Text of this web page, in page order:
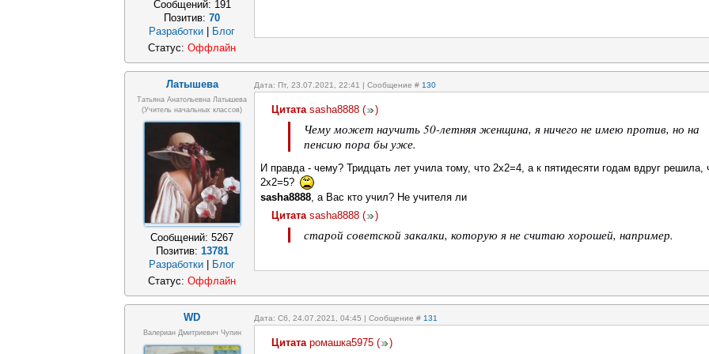
Сообщений: 191
Позитив: 70
Разработки
Блог
Статус: Оффлайн
Латышева Дата: Пт, 23.07.2021, 22:41 | Сообщение # 130
Татьяна Анатольевна Латышева
(учитель начальных классов)
Сообщений: 5267
Позитив: 13781
Разработки
Блог
Цитата sasha8888 ( )
Чему может научить 50-летняя женщина, я ничего не имею против, но на
пенсию пора бы уже.
И правда - чему? Тридцать лет учила тому, что 2х2=4, а к пятидесяти годам вдруг решила,
2х2=5?
sasha8888, а Вас кто учил? Не учителя ли
Цитата sasha8888 ( )
старой советской закалки, которую я не считаю хорошей, например.
Статус: Оффлайн
WD Дата: Сб, 24.07.2021, 04:45 | Сообщение # 131
Валериан Дмитриевич Чупин
Цитата ромашка5975 ( )